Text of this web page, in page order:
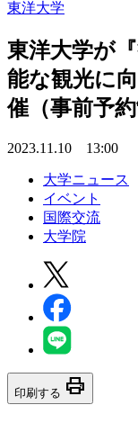
東洋大学
東洋大学が
能な観光に
催（事前予
2023.11.10 13:00
大学ニュース
イベント
国際交流
大学院
印刷する print